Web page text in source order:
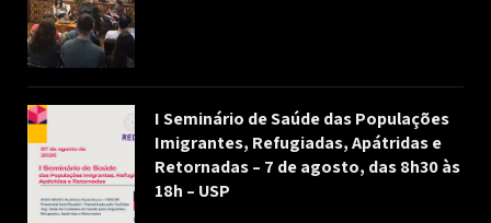
I Seminário de Saúde das Populações
Imigrantes, Refugiadas, Apátridas e
Retornadas – 7 de agosto, das 8h30 às
18h – USP